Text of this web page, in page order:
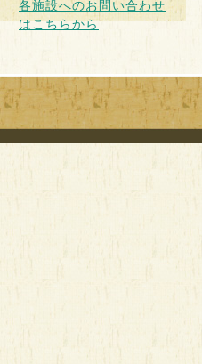
はこちらから